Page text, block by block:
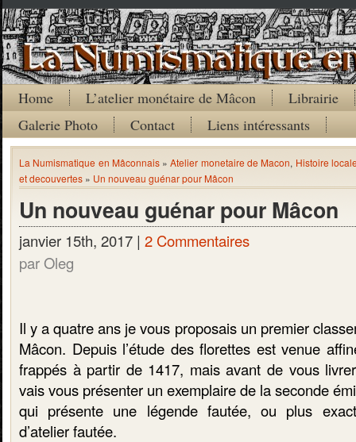
Home L’atelier monétaire de Mâcon
Librairie
Galerie Photo
Contact Liens intéressants
La Numismatique en Mâconnais»Atelier monetaire de Macon, Histoire
et decouvertes » Un nouveau guénar pour Mâcon
Un nouveau guénar pour Mâcon
janvier 15th, 2017 | 2 Commentaires
par Oleg
Il y a quatre ans je vous proposais un premier
Mâcon. Depuis l’étude des florettes est venue
frappés à partir de 1417, mais avant de vous
vais vous présenter un exemplaire de la seconde
qui présente une légende fautée, ou plus
d’atelier fautée.